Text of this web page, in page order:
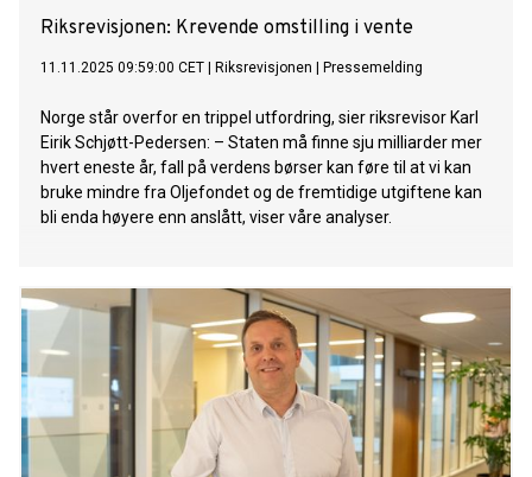
Riksrevisjonen: Krevende omstilling i vente
11.11.2025 09:59:00 CET Riksrevisjonen Pressemelding
Norge står overfor en trippel utfordring, sier riksrevisor Karl
Eirik Schjøtt-Pedersen: – Staten må finne sju milliarder mer
hvert eneste år, fall på verdens børser kan føre til at vi kan
bruke mindre fra Oljefondet og de fremtidige utgiftene kan
bli enda høyere enn anslått, viser våre analyser.